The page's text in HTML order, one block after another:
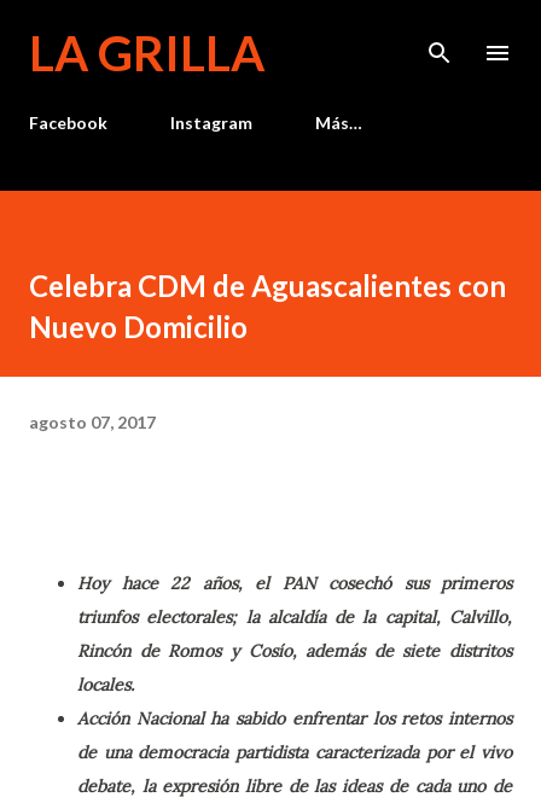
LA GRILLA
Facebook Instagram Más…
Celebra CDM de Aguascalientes con
Nuevo Domicilio
agosto 07, 2017
Hoy hace 22 años, el PAN cosechó sus primeros
triunfos electorales; la alcaldía de la capital, Calvillo,
Rincón de Romos y Cosío, además de siete distritos
locales.
Acción Nacional ha sabido enfrentar los retos internos
de una democracia partidista caracterizada por el vivo
debate, la expresión libre de las ideas de cada uno de